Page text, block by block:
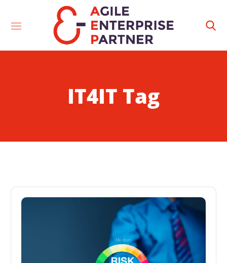
IT4IT Tag